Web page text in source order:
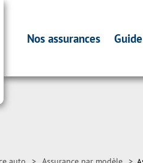
Nos assurances